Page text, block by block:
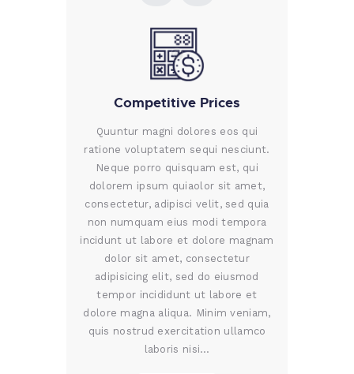
Competitive Prices
Quuntur magni dolores eos qui
ratione voluptatem sequi nesciunt.
Neque porro quisquam est, qui
dolorem ipsum quiaolor sit amet,
consectetur, adipisci velit, sed quia
non numquam eius modi tempora
incidunt ut labore et dolore magnam
dolor sit amet, consectetur
adipisicing elit, sed do eiusmod
tempor incididunt ut labore et
dolore magna aliqua. Minim veniam,
quis nostrud exercitation ullamco
laboris nisi…